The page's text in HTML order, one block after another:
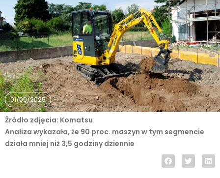
01/09/2025
Analiza wykazała, że 90 proc. maszyn w tym segmencie
działa mniej niż 3,5 godziny dziennie
Źródło zdjęcia: Komatsu